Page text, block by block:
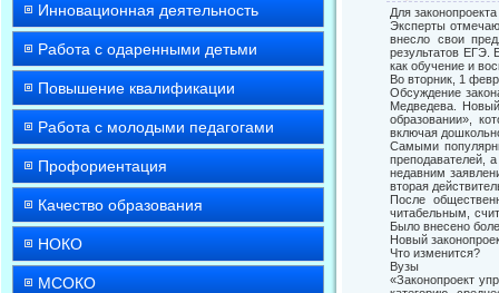
Инновационная деятельность
Работа с одаренными детьми
Повышение квалификации
Работа с молодыми педагогами
Профориентация
Качество образования
НОКО
МСОКО
Для
Эксперты
внесло свои
результатов ЕГЭ.
как обучение и
Во вторник, 1
Обсуждение
Медведева.
образовании»,
включая
Самыми
преподавателей,
недавним
вторая
После
читабельным,
Было внесено
Новый
Что изменится?
Вузы
«Законопроект